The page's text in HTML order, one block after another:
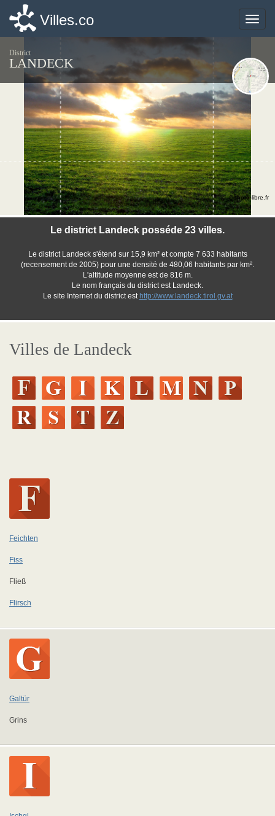
Toggle
Villes.co
District
LANDECK
Le district Landeck posséde 23 villes.
Le district Landeck s'étend sur 15,9 km² et compte 7 633 habitants
(recensement de 2005) pour une densité de 480,06 habitants par km².
L'altitude moyenne est de 816 m.
Le nom français du district est Landeck.
Le site Internet du district est http://www.landeck.tirol.gv.at
©photo-libre.fr
Villes de Landeck
Feichten
Fiss
Fließ
Flirsch
Galtür
Grins
Toggle
Villes.co